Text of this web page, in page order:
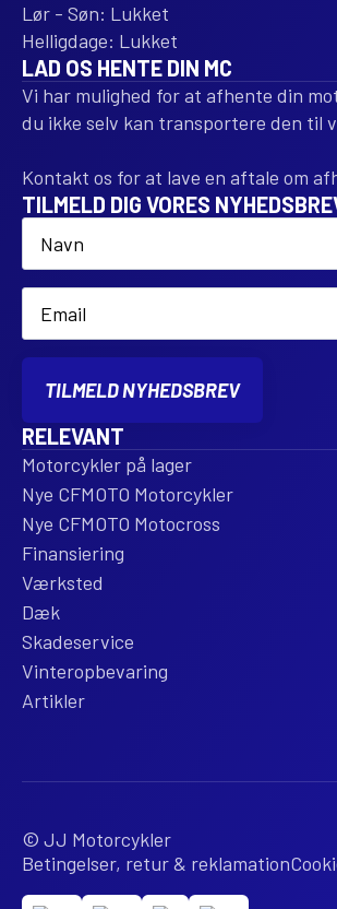
Lør - Søn: Lukket
Helligdage: Lukket
LAD OS HENTE DIN MC
Vi har mulighed for at afhente din
du ikke selv kan transportere den til
Kontakt os for at lave en aftale om
TILMELD DIG VORES
Name
Email
TILMELD NYHEDSBREV
RELEVANT
Motorcykler på lager
Nye CFMOTO Motorcykler
Nye CFMOTO Motocross
Finansiering
Værksted
Dæk
Skadeservice
Vinteropbevaring
Artikler
© JJ Motorcykler
Betingelser, retur & reklamation